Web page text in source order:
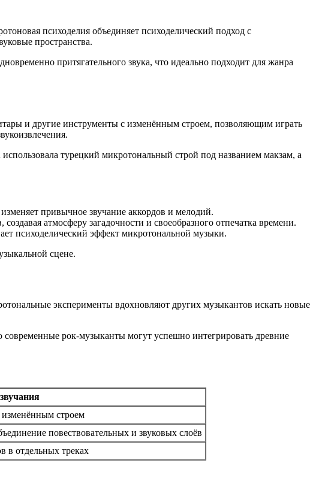
психоделия объединяет психоделический подход с
пространства.
притягательного звука, что идеально подходит для жанра
и другие инструменты с изменённым строем, позволяющим играть
турецкий микротональный строй под названием макзам, а
привычное звучание аккордов и мелодий.
атмосферу загадочности и своеобразного отпечатка времени.
психоделический эффект микротональной музыки.
сцене.
эксперименты вдохновляют других музыкантов искать новые
рок-музыканты могут успешно интегрировать древние
изменённым строем
повествовательных и звуковых слоёв
в отдельных треках